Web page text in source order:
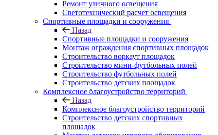
Ремонт уличного освещения
Светотехнический расчет освещения
Спортивные площадки и сооружения
Назад
Спортивные площадки и сооружения
Монтаж ограждения спортивных площадок
Строительство воркаут площадок
Строительство мини-футбольных полей
Строительство футбольных полей
Строительство детских площадок
Комплексное благоустройство территорий
Назад
Комплексное благоустройство территорий
Строительство детских спортивных
площадок